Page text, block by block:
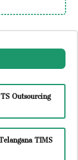
Outsourcing
TIMS